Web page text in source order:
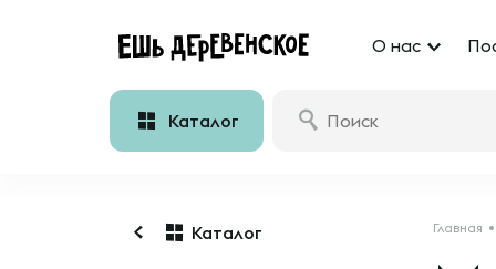
О нас
Каталог
Каталог Главная